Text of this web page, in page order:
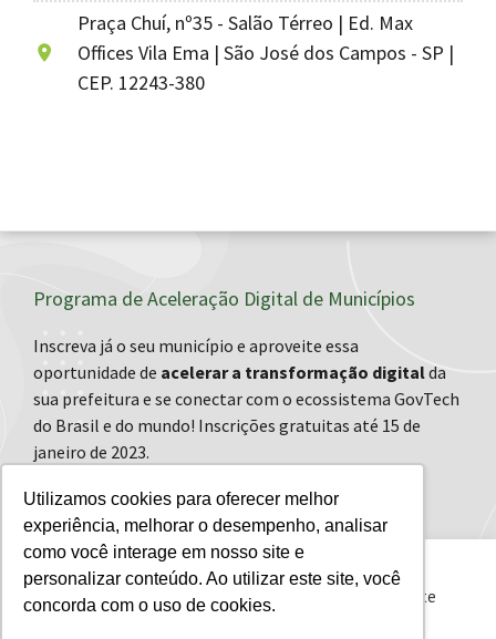
Utilizamos cookies para oferecer melhor
experiência, melhorar o desempenho, analisar
como você interage em nosso site e
personalizar conteúdo. Ao utilizar este site, você
concorda com o uso de cookies.
Praça Chuí, nº35 - Salão Térreo | Ed. Max
Offices Vila Ema | São José dos Campos - SP |
CEP. 12243-380
Programa de Aceleração Digital de Municípios
Inscreva já o seu município e aproveite essa
oportunidade de acelerar a transformação digitalda
sua prefeitura e se conectar com o ecossistema GovTech
do Brasil e do mundo! Inscrições gratuitas até 15 de
janeiro de 2023.
Este site usa cookies para melhorar sua experiência e ao
continuar navegando neste site, você declara estar ciente
dessas condições.